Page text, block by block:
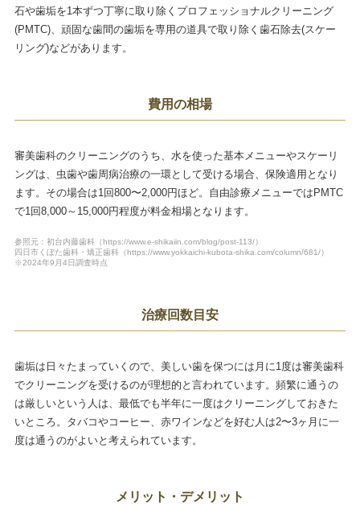
石や歯垢を1本ずつ丁寧に取り除くプロフェッショナルクリーニング
(PMTC)、頑固な歯間の歯垢を専用の道具で取り除く歯石除去(スケー
リング)などがあります。
費用の相場
審美歯科のクリーニングのうち、水を使った基本メニューやスケーリ
ングは、虫歯や歯周病治療の一環として受ける場合、保険適用となり
ます。その場合は1回800〜2,000円ほど。自由診療メニューではPMTC
で1回8,000～15,000円程度が料金相場となります。
参照元：初台内藤歯科（https://www.e-shikaiin.com/blog/post-113/）
四日市くぼた歯科・矯正歯科（https://www.yokkaichi-kubota-shika.com/column/681/）
※2024年9月4日調査時点
治療回数目安
歯垢は日々たまっていくので、美しい歯を保つには月に1度は審美歯科
でクリーニングを受けるのが理想的と言われています。頻繁に通うの
は厳しいという人は、最低でも半年に一度はクリーニングしておきた
いところ。タバコやコーヒー、赤ワインなどを好む人は2〜3ヶ月に一
度は通うのがよいと考えられています。
メリット・デメリット